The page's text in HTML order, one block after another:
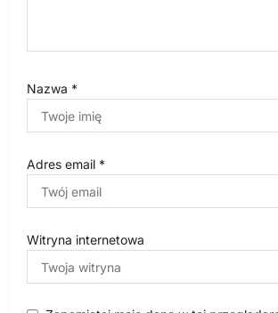
Nazwa *
Adres email *
Witryna internetowa